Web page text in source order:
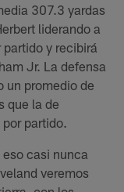
307.3 yardas
liderando a
y recibirá
Jr. La defensa
un promedio de
que la de
partido.
casi nunca
veremos